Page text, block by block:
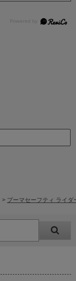
> プーマセーフティ ライ